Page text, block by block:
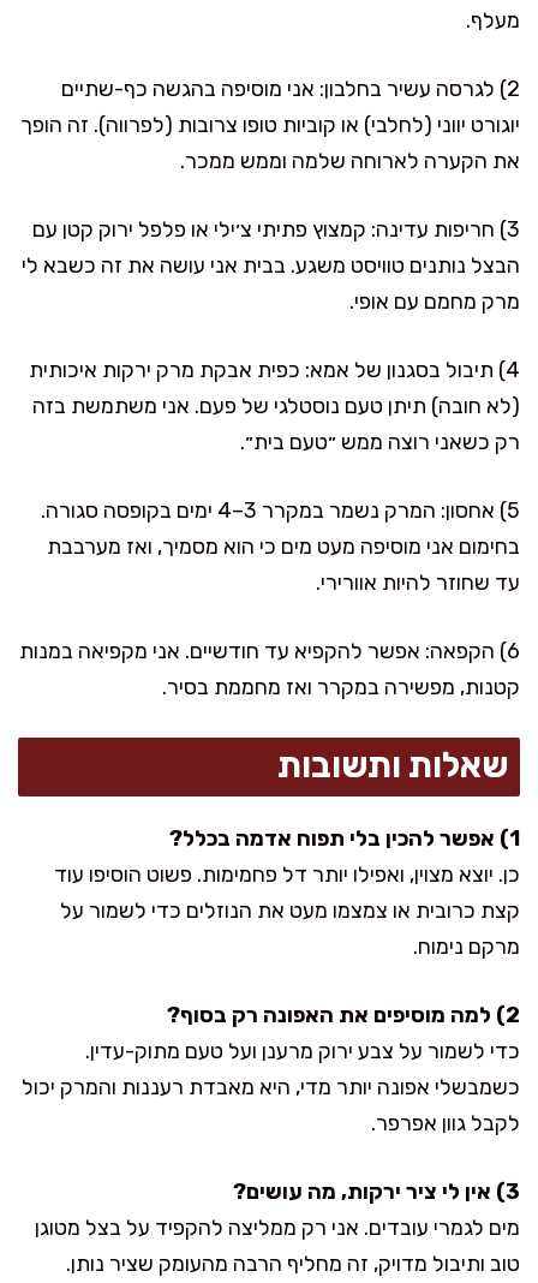
מעלף.
2) לגרסה עשיר בחלבון: אני מוסיפה בהגשה כף-שתיים
יוגורט יווני (לחלבי) או קוביות טופו צרובות (לפרווה). זה הופך
את הקערה לארוחה שלמה וממש ממכר.
3) חריפות עדינה: קמצוץ פתיתי צ׳ילי או פלפל ירוק קטן עם
הבצל נותנים טוויסט משגע. בבית אני עושה את זה כשבא לי
מרק מחמם עם אופי.
4) תיבול בסגנון של אמא: כפית אבקת מרק ירקות איכותית
(לא חובה) תיתן טעם נוסטלגי של פעם. אני משתמשת בזה
רק כשאני רוצה ממש ״טעם בית״.
5) אחסון: המרק נשמר במקרר 3–4 ימים בקופסה סגורה.
בחימום אני מוסיפה מעט מים כי הוא מסמיך, ואז מערבבת
עד שחוזר להיות אוורירי.
6) הקפאה: אפשר להקפיא עד חודשיים. אני מקפיאה במנות
קטנות, מפשירה במקרר ואז מחממת בסיר.
שאלות ותשובות
1) אפשר להכין בלי תפוח אדמה בכלל?
כן. יוצא מצוין, ואפילו יותר דל פחמימות. פשוט הוסיפו עוד
קצת כרובית או צמצמו מעט את הנוזלים כדי לשמור על
מרקם נימוח.
2) למה מוסיפים את האפונה רק בסוף?
כדי לשמור על צבע ירוק מרענן ועל טעם מתוק-עדין.
כשמבשלי אפונה יותר מדי, היא מאבדת רעננות והמרק יכול
לקבל גוון אפרפר.
3) אין לי ציר ירקות, מה עושים?
מים לגמרי עובדים. אני רק ממליצה להקפיד על בצל מטוגן
טוב ותיבול מדויק, זה מחליף הרבה מהעומק שציר נותן.